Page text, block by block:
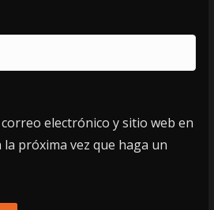
electrónico y sitio web en
próxima vez que haga un